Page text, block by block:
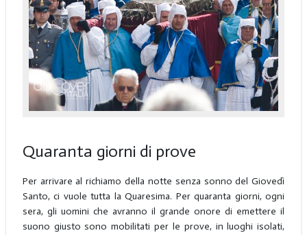
Quaranta giorni di prove
Per arrivare al richiamo della notte senza sonno del Giovedì
Santo, ci vuole tutta la Quaresima. Per quaranta giorni, ogni
sera, gli uomini che avranno il grande onore di emettere il
suono giusto sono mobilitati per le prove, in luoghi isolati,